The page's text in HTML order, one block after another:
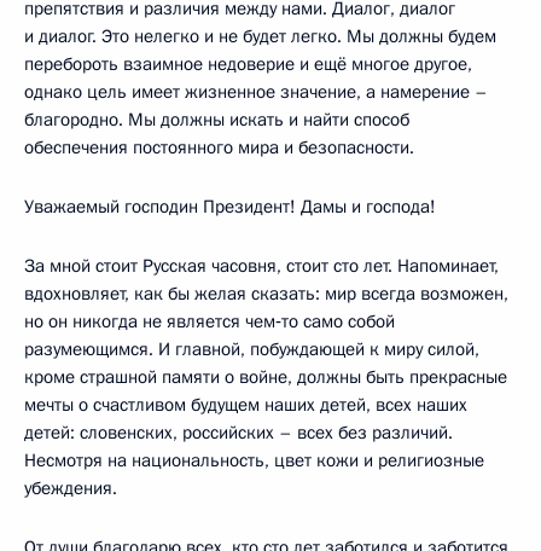
препятствия и различия между нами. Диалог, диалог
и диалог. Это нелегко и не будет легко. Мы должны будем
перебороть взаимное недоверие и ещё многое другое,
однако цель имеет жизненное значение, а намерение –
благородно. Мы должны искать и найти способ
обеспечения постоянного мира и безопасности.
Уважаемый господин Президент! Дамы и господа!
За мной стоит Русская часовня, стоит сто лет. Напоминает,
вдохновляет, как бы желая сказать: мир всегда возможен,
но он никогда не является чем‑то само собой
разумеющимся. И главной, побуждающей к миру силой,
кроме страшной памяти о войне, должны быть прекрасные
мечты о счастливом будущем наших детей, всех наших
детей: словенских, российских – всех без различий.
Несмотря на национальность, цвет кожи и религиозные
убеждения.